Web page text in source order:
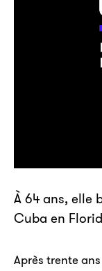
À 64 ans, elle
Cuba en
Après trente